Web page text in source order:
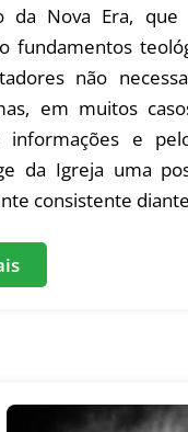
da Nova Era,
fundamentos
não
em muitos
informações e
da Igreja uma
consistente